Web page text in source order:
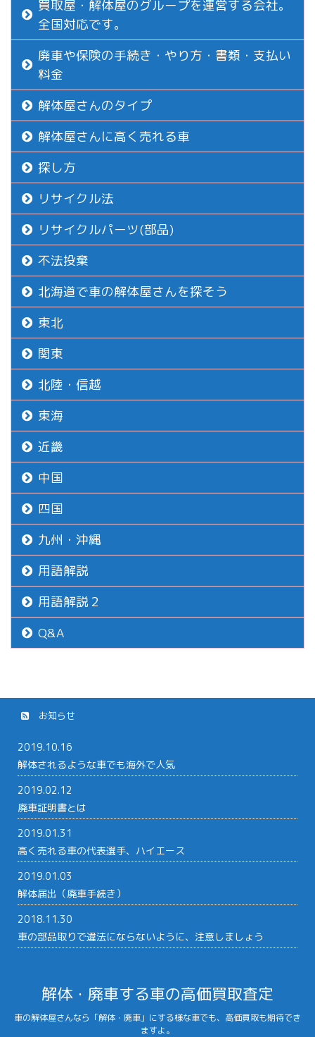
買取屋・解体屋のグループを運営する会社。
全国対応です。
廃車や保険の手続き・やり方・書類・支払い
料金
解体屋さんのタイプ
解体屋さんに高く売れる車
探し方
リサイクル法
リサイクルパーツ(部品)
不法投棄
北海道で車の解体屋さんを探そう
東北
関東
北陸・信越
東海
近畿
中国
四国
九州・沖縄
用語解説
用語解説２
Q&A
お知らせ
2019.10.16
解体されるような車でも海外で人気
2019.02.12
廃車証明書とは
2019.01.31
高く売れる車の代表選手、ハイエース
2019.01.03
解体届出（廃車手続き）
2018.11.30
車の部品取りで違法にならないように、注意しましょう
解体・廃車する車の高価買取査定
車の解体屋さんなら「解体・廃車」にする様な車でも、高価買取も期待でき
ますよ。